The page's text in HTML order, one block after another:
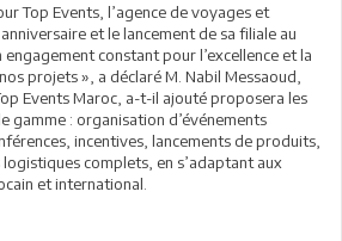
Top Events, l’agence de voyages et
anniversaire et le lancement de sa filiale au
engagement constant pour l’excellence et la
projets », a déclaré M. Nabil Messaoud,
Events Maroc, a-t-il ajouté proposera les
gamme : organisation d’événements
incentives, lancements de produits,
complets, en s’adaptant aux
et international.